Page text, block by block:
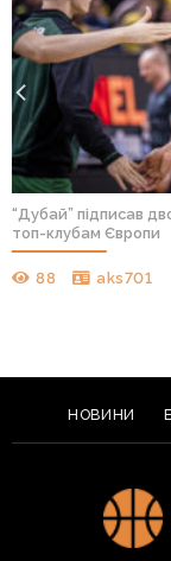
“Дубай” підписав
топ-клубам Європи
88 aks701
НОВИНИ